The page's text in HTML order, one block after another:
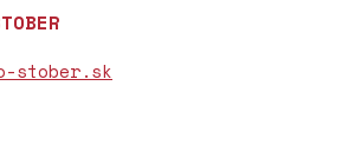
stober.sk